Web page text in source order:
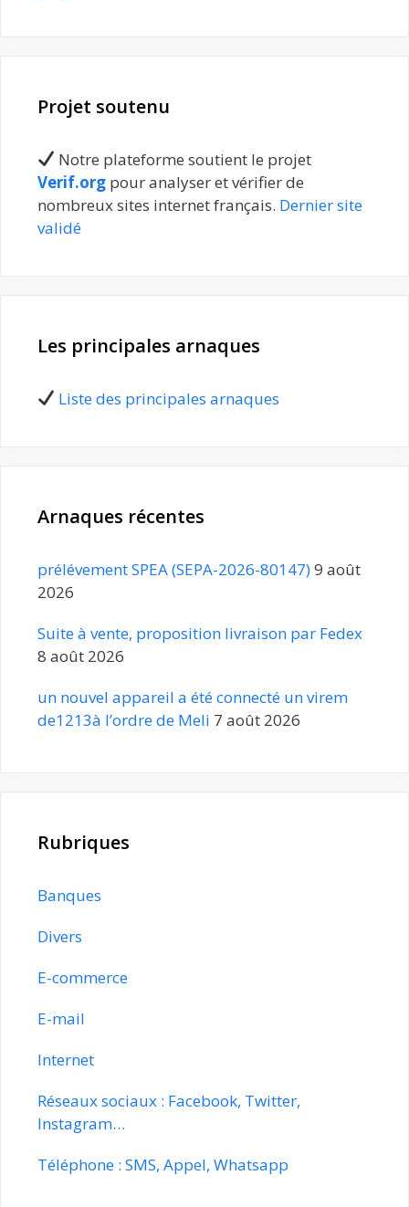
Projet soutenu
Notre plateforme soutient le projet
Verif.org pour analyser et vérifier de
nombreux sites internet français. Dernier site
validé
Les principales arnaques
Liste des principales arnaques
Arnaques récentes
prélévement SPEA (SEPA-2026-80147)9 août
2026
Suite à vente, proposition livraison par Fedex
8 août 2026
un nouvel appareil a été connecté un virem
de1213à l’ordre de Meli 7 août 2026
Rubriques
Banques
Divers
E-commerce
E-mail
Internet
Réseaux sociaux : Facebook, Twitter,
Instagram…
Téléphone : SMS, Appel, Whatsapp